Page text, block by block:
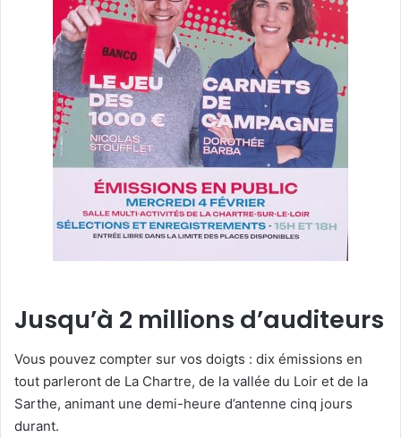
Jusqu’à 2 millions d’auditeurs
Vous pouvez compter sur vos doigts : dix émissions en
tout parleront de La Chartre, de la vallée du Loir et de la
Sarthe, animant une demi-heure d’antenne cinq jours
durant.